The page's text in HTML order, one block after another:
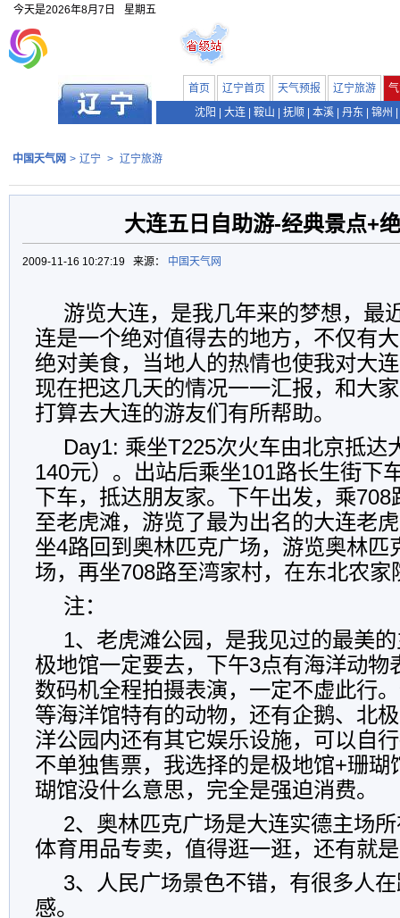
今天是2026年8月7日 星期五
首页 辽宁首页 天气预报 辽宁旅游
沈阳
大连 鞍山 抚顺 本溪 丹东 锦州
中国天气网 > 辽宁 > 辽宁旅游
大连五日自助游-经典景点+
2009-11-16 10:27:19 来源： 中国天气网
游览大连，是我几年来的梦想，最
连是一个绝对值得去的地方，不仅有
绝对美食，当地人的热情也使我对大
现在把这几天的情况一一汇报，和大
打算去大连的游友们有所帮助。
Day1: 乘坐T225次火车由北京抵达
140元）。出站后乘坐101路长生街下
下车，抵达朋友家。下午出发，乘708
至老虎滩，游览了最为出名的大连老
坐4路回到奥林匹克广场，游览奥林匹
场，再坐708路至湾家村，在东北农家
注：
1、老虎滩公园，是我见过的最美
极地馆一定要去，下午3点有海洋动物
数码机全程拍摄表演，一定不虚此行
等海洋馆特有的动物，还有企鹅、北
洋公园内还有其它娱乐设施，可以自
不单独售票，我选择的是极地馆+珊瑚
瑚馆没什么意思，完全是强迫消费。
2、奥林匹克广场是大连实德主场
体育用品专卖，值得逛一逛，还有就
3、人民广场景色不错，有很多人
感。